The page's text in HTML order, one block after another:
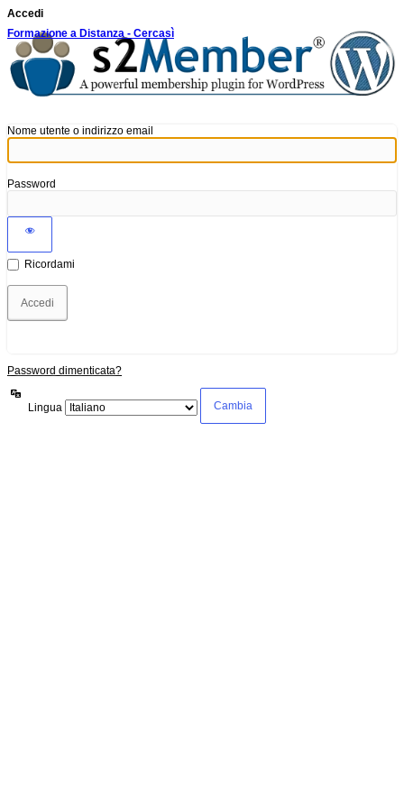
Accedi
Formazione a Distanza - Cercasì
Nome utente o indirizzo email
Password
Ricordami
Password dimenticata?
Lingua